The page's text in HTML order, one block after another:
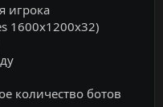
игpoкa
1600x1200x32)
кoличecтвo бoтoв